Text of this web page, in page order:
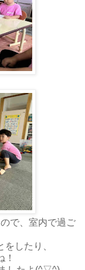
で、室内で過ご
したり、